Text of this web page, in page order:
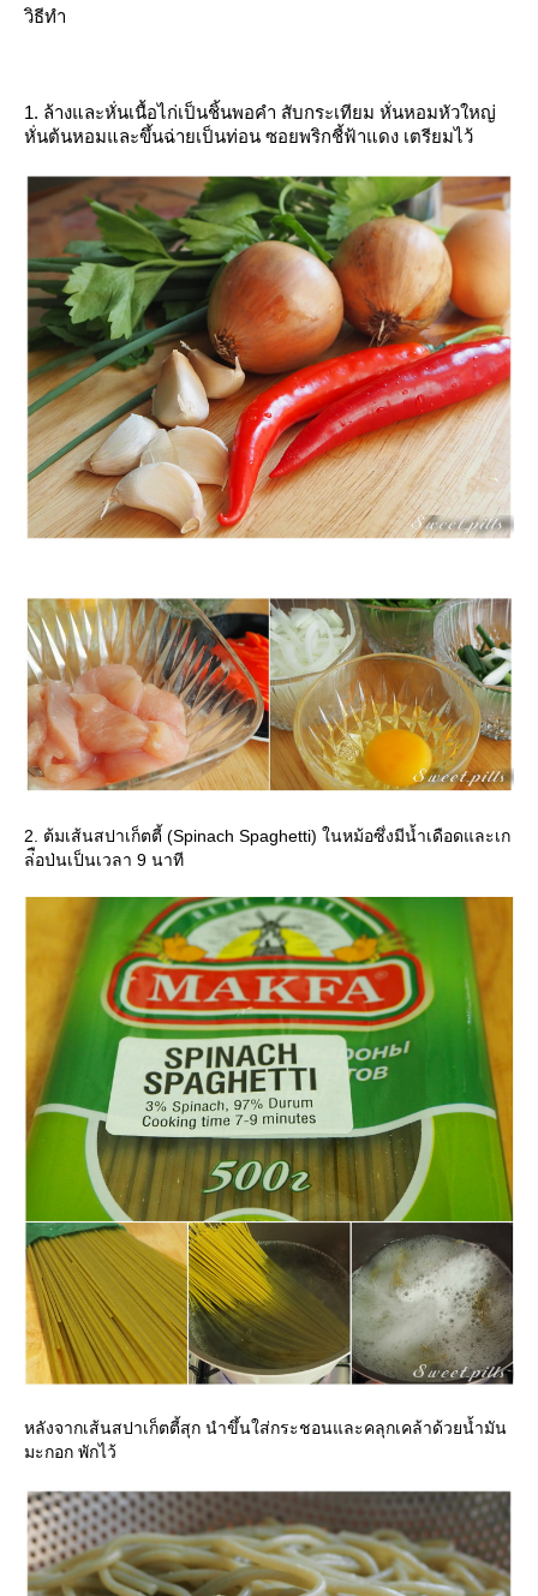
วิธีทำ
1. ล้างและหั่นเนื้อไก่เป็นชิ้นพอคำ สับกระเทียม หั่นหอมหัวใหญ่
หั่นต้นหอมและขึ้นฉ่ายเป็นท่อน ซอยพริกชี้ฟ้าแดง เตรียมไว้
2. ต้มเส้นสปาเก็ตตี้ (Spinach Spaghetti) ในหม้อซึ่งมีน้ำเดือดและเก
ล่ือป่นเป็นเวลา 9 นาที
หลังจากเส้นสปาเก็ตตี้สุก นำขึ้นใส่กระชอนและคลุกเคล้าด้วยน้ำมัน
มะกอก พักไว้